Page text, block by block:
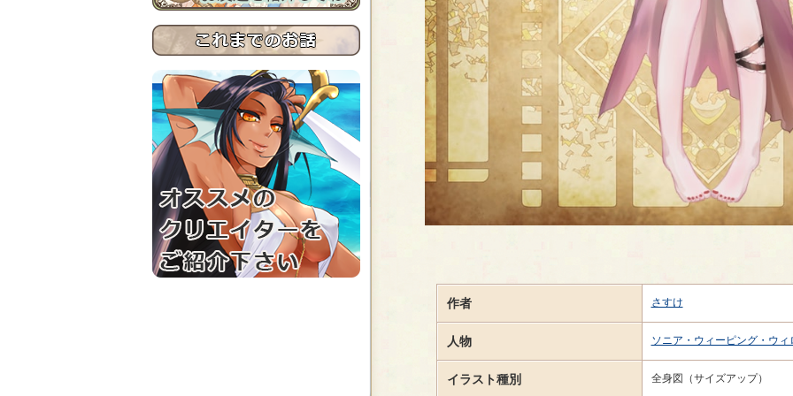
作者 さすけ
人物 ソニア・ウィーピング・ウィ
イラスト種別 全身図（サイズアップ）